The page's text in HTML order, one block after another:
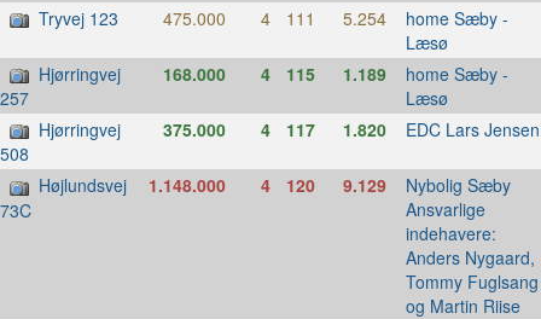
Tryvej 123
475.000 4 111 5.254 home Sæby -
Læsø
Hjørringvej
257
168.000 4 115 1.189 home Sæby -
Læsø
Hjørringvej
508
375.000 4 117 1.820 EDC Lars Jensen
Højlundsvej
73C
1.148.000 4 120 9.129 Nybolig Sæby
Ansvarlige
indehavere:
Anders Nygaard,
Tommy Fuglsang
og Martin Riise